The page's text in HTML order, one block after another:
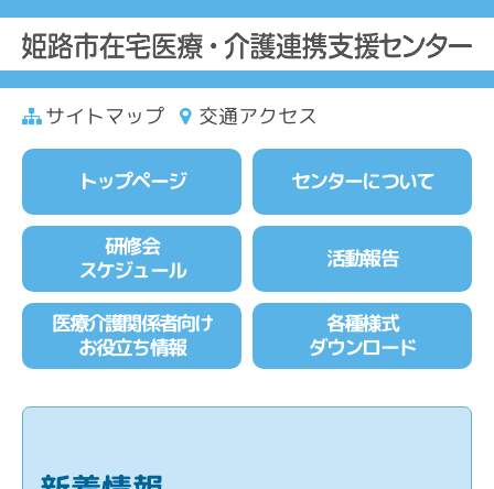
サイトマップ 交通アクセス
トップページ センターについて
研修会
スケジュール
活動報告
医療介護関係者向け
お役立ち情報
各種様式
ダウンロード